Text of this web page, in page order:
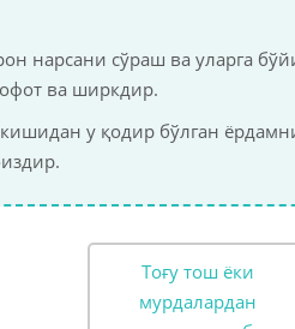
нарсани сўраш ва уларга
ва ширкдир.
у қодир бўлган
Тоғу тош ёки
мурдалардан